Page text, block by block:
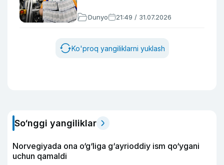
Dunyo 21:49 / 31.07.2026
Ko'proq yangiliklarni yuklash
So‘nggi yangiliklar
Norvegiyada ona o‘g‘liga g‘ayrioddiy ism qo‘ygani
uchun qamaldi